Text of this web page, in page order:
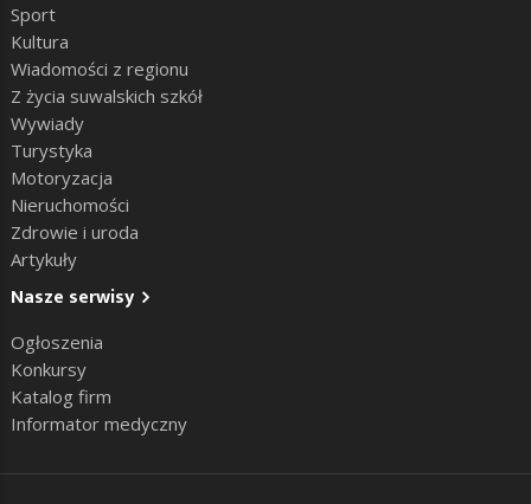
Sport
Kultura
Wiadomości z regionu
Z życia suwalskich szkół
Wywiady
Turystyka
Motoryzacja
Nieruchomości
Zdrowie i uroda
Artykuły
Nasze serwisy
Ogłoszenia
Konkursy
Katalog firm
Informator medyczny